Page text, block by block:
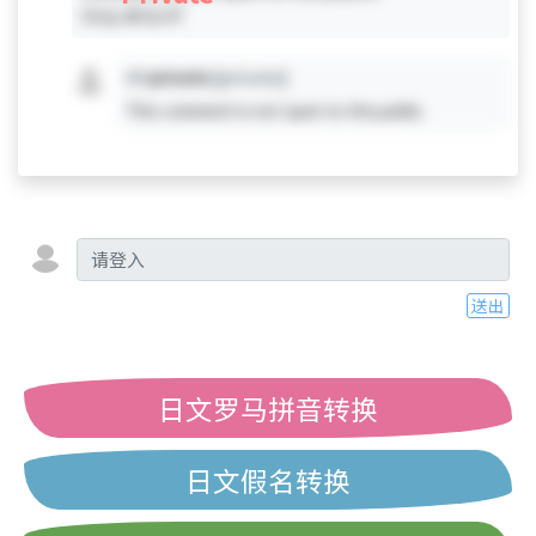
private [private]
This comment is not open to the public.
送出
日文罗马拼音转换
日文假名转换